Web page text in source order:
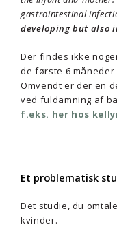
gastrointestinal
developing but also
Der findes ikke
de første 6
Omvendt er der en
ved fuldamning af
f.eks. her hos
Et problematisk
Det studie, du
kvinder.